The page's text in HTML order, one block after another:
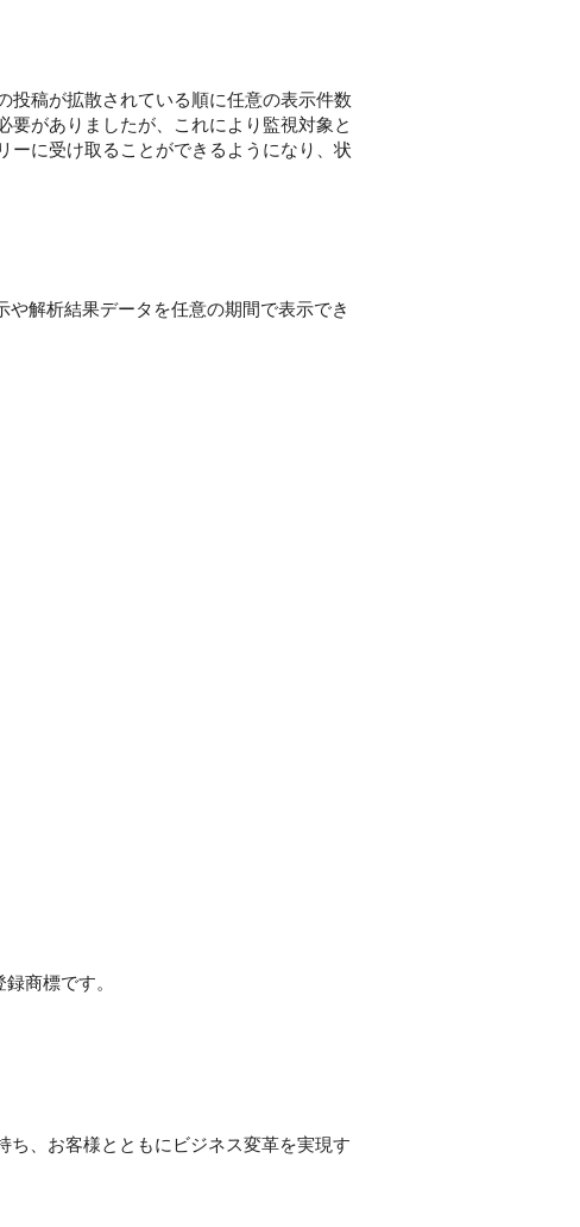
稿が拡散されている順に任意の表示件数
がありましたが、これにより監視対象と
ーに受け取ることができるようになり、状
解析結果データを任意の期間で表示でき
商標です。
ち、お客様とともにビジネス変革を実現す